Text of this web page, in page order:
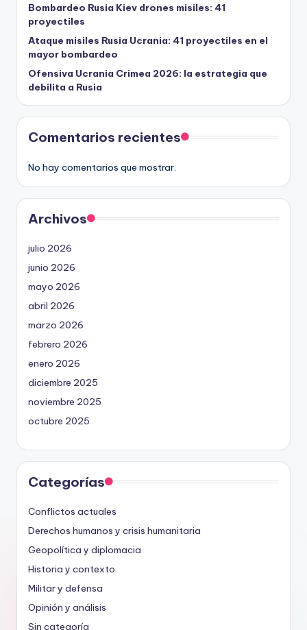
Bombardeo Rusia Kiev drones misiles: 41
proyectiles
Ataque misiles Rusia Ucrania: 41 proyectiles en el
mayor bombardeo
Ofensiva Ucrania Crimea 2026: la estrategia que
debilita a Rusia
Comentarios recientes
No hay comentarios que mostrar.
Archivos
julio 2026
junio 2026
mayo 2026
abril 2026
marzo 2026
febrero 2026
enero 2026
diciembre 2025
noviembre 2025
octubre 2025
Categorías
Conflictos actuales
Derechos humanos y crisis humanitaria
Geopolítica y diplomacia
Historia y contexto
Militar y defensa
Opinión y análisis
Sin categoría